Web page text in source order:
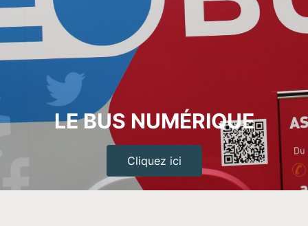
LE BUS NUMÉRIQUE
Cliquez ici